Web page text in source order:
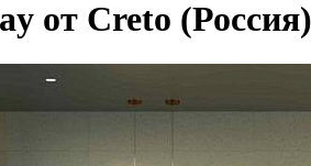
от Creto (Россия)